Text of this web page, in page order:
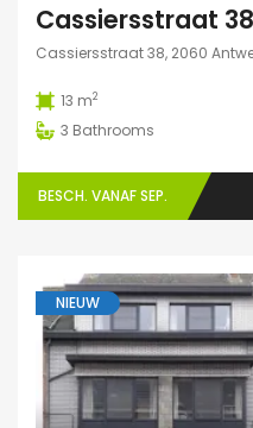
Cassiersstraat
Cassiersstraat 38, 2060
13 m2
3 Bathrooms
BESCH. VANAF SEP.
NIEUW